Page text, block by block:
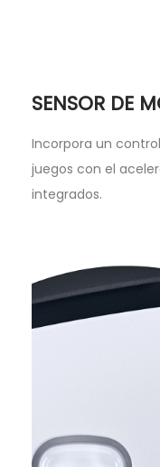
SENSOR DE
Incorpora un
juegos con el
integrados.